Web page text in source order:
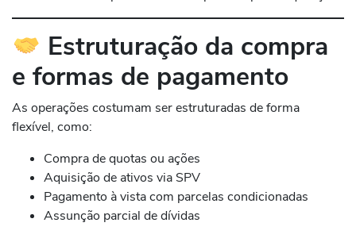
Estruturação da compra
e formas de pagamento
As operações costumam ser estruturadas de forma
flexível, como:
Compra de quotas ou ações
Aquisição de ativos via SPV
Pagamento à vista com parcelas condicionadas
Assunção parcial de dívidas